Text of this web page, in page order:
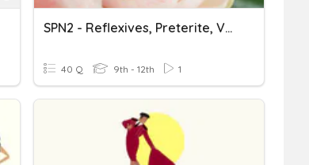
SPN2 - Reflexives, Preterite, Vocab
40 Q 9th - 12th 1